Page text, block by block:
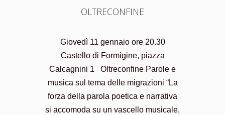
OLTRECONFINE
Giovedì 11 gennaio ore 20.30
Castello di Formigine, piazza
Calcagnini 1 Oltreconfine Parole e
musica sul tema delle migrazioni “La
forza della parola poetica e narrativa
si accomoda su un vascello musicale,